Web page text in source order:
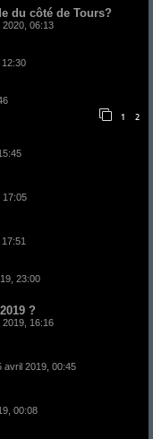
du côté de Tours?
06:13
1 2
17:05
23:00
?
2019, 16:16
avril 2019, 00:45
00:08